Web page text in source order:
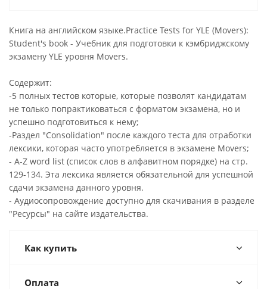
Книга на английском языке.Practice Tests for YLE (Movers):
Student's book - Учебник для подготовки к кэмбриджскому
экзамену YLE уровня Movers.
Содержит:
-5 полных тестов которые, которые позволят кандидатам
не только попрактиковаться с форматом экзамена, но и
успешно подготовиться к нему;
-Раздел "Consolidation" после каждого теста для отработки
лексики, которая часто употребляется в экзамене Movers;
- A-Z word list (список слов в алфавитном порядке) на стр.
129-134. Эта лексика является обязательной для успешной
сдачи экзамена данного уровня.
- Аудиосопровождение доступно для скачивания в разделе
"Ресурсы" на сайте издательства.
Как купить
Оплата